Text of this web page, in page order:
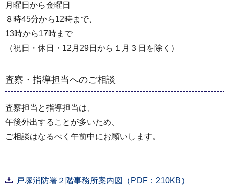
月曜日から金曜日
８時45分から12時まで、
13時から17時まで
（祝日・休日・12月29日から１月３日を除く）
査察・指導担当へのご相談
査察担当と指導担当は、
午後外出することが多いため、
ご相談はなるべく午前中にお願いします。
戸塚消防署２階事務所案内図（PDF：210KB）